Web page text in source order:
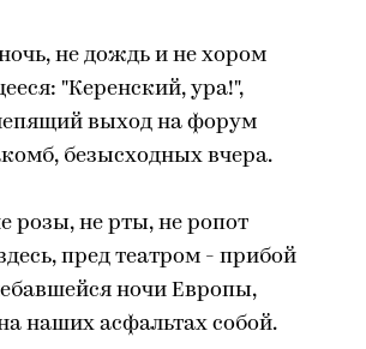
не дождь и не хором
"Керенский, ура!",
выход на форум
безысходных вчера.
розы, не рты, не ропот
пред театром - прибой
ночи Европы,
наших асфальтах собой.